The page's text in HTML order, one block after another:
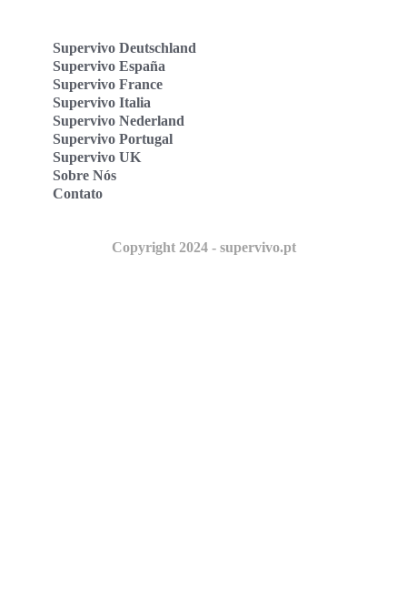
Supervivo Deutschland
Supervivo España
Supervivo France
Supervivo Italia
Supervivo Nederland
Supervivo Portugal
Supervivo UK
Sobre Nós
Contato
Copyright 2024 - supervivo.pt